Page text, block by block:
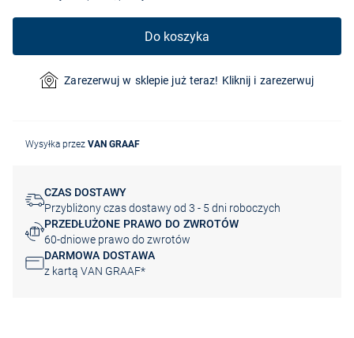
Do koszyka
Zarezerwuj w sklepie już teraz! Kliknij i zarezerwuj
Wysyłka przez VAN GRAAF
CZAS DOSTAWY
Przybliżony czas dostawy od 3 - 5 dni roboczych
PRZEDŁUŻONE PRAWO DO ZWROTÓW
60-dniowe prawo do zwrotów
DARMOWA DOSTAWA
z kartą VAN GRAAF*